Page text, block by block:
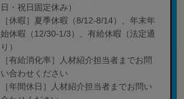
日・祝日固定休み）
［休暇］夏季休暇（8/12-8/14）、年末年
始休暇（12/30-1/3）、有給休暇（法定通
り）
［有給消化率］人材紹介担当者までお問
い合わせください
［年間休日］人材紹介担当者までお問い